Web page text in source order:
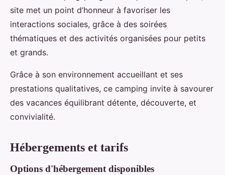
site met un point d’honneur à favoriser les
interactions sociales, grâce à des soirées
thématiques et des activités organisées pour petits
et grands.
Grâce à son environnement accueillant et ses
prestations qualitatives, ce camping invite à savourer
des vacances équilibrant détente, découverte, et
convivialité.
Hébergements et tarifs
Options d'hébergement disponibles